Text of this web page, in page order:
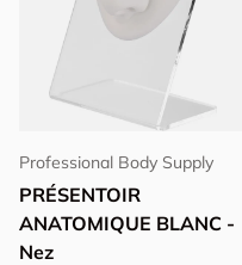
Professional Body Supply
PRÉSENTOIR
ANATOMIQUE BLANC -
Nez